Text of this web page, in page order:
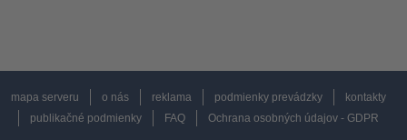
mapa serveru o nás reklama podmienky prevádzky
kontakty
publikačné podmienky
FAQ Ochrana osobných údajov - GDPR